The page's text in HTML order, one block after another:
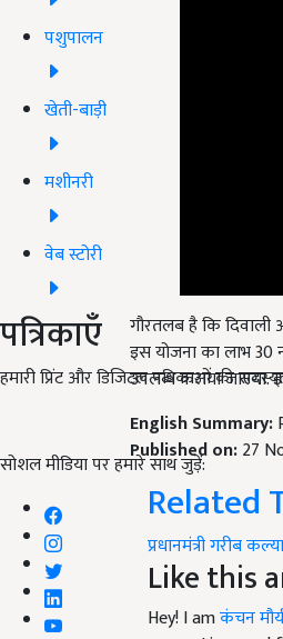
पशुपालन
खेती-बाड़ी
मशीनरी
वेब स्टोरी
पत्रिकाएँ
हमारी प्रिंट और डिजिटल पत्रिकाओं की
सोशल मीडिया पर हमारे साथ जुड़ें:
गौरतलब है कि
इस योजना का लाभ
उपलब्ध कराया जाएगा.
Published on:27
Related
प्रधानमंत्री गरीब
Like this
Hey! I amकंचन मौर्य
suggestions and